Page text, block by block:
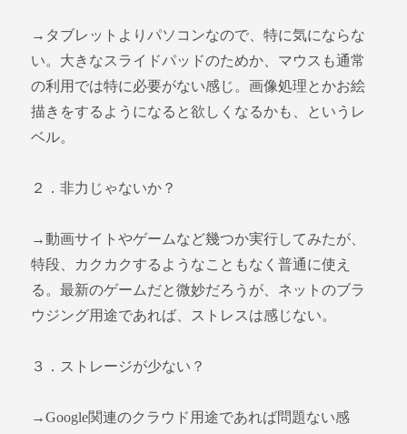
→タブレットよりパソコンなので、特に気にならな
い。大きなスライドパッドのためか、マウスも通常
の利用では特に必要がない感じ。画像処理とかお絵
描きをするようになると欲しくなるかも、というレ
ベル。
２．非力じゃないか？
→動画サイトやゲームなど幾つか実行してみたが、
特段、カクカクするようなこともなく普通に使え
る。最新のゲームだと微妙だろうが、ネットのブラ
ウジング用途であれば、ストレスは感じない。
３．ストレージが少ない？
→Google関連のクラウド用途であれば問題ない感